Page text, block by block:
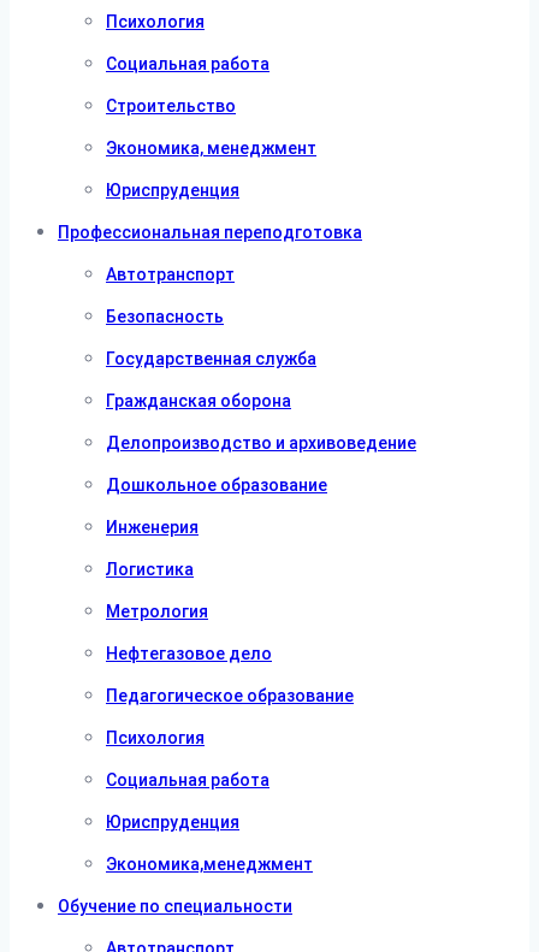
Психология
Социальная работа
Строительство
Экономика, менеджмент
Юриспруденция
Профессиональная переподготовка
Автотранспорт
Безопасность
Государственная служба
Гражданская оборона
Делопроизводство и архивоведение
Дошкольное образование
Инженерия
Логистика
Метрология
Нефтегазовое дело
Педагогическое образование
Психология
Социальная работа
Юриспруденция
Экономика,менеджмент
Обучение по специальности